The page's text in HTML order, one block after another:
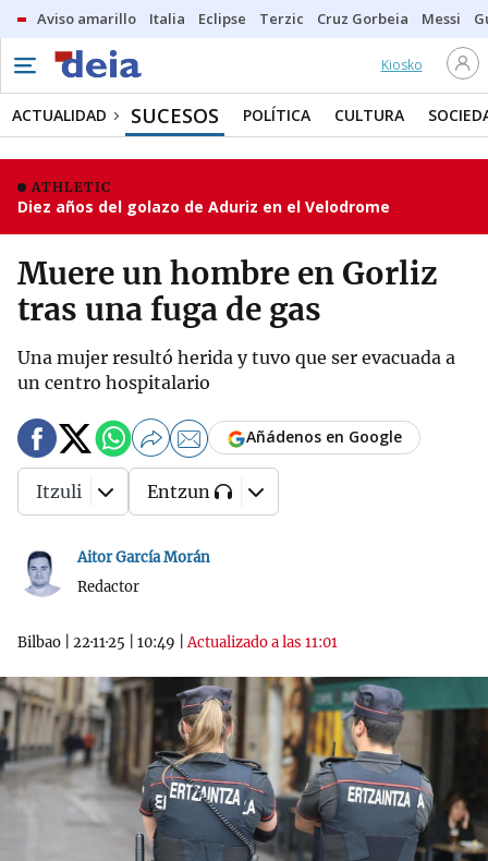
Aviso amarillo Italia Eclipse Terzic Cruz Gorbeia Messi
Kiosko
ACTUALIDAD SUCESOS POLÍTICA CULTURA
ATHLETIC
Diez años del golazo de Aduriz en el Velodrome
Muere un hombre en Gorliz
tras una fuga de gas
Una mujer resultó herida y tuvo que ser evacuada a
un centro hospitalario
Aitor García Morán
Redactor
Bilbao 22·11·25 10:49 |Actualizado a las 11:01
Añádenos en Google
Itzuli Entzun